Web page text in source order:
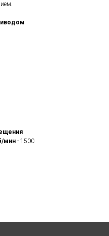
мин - 1500